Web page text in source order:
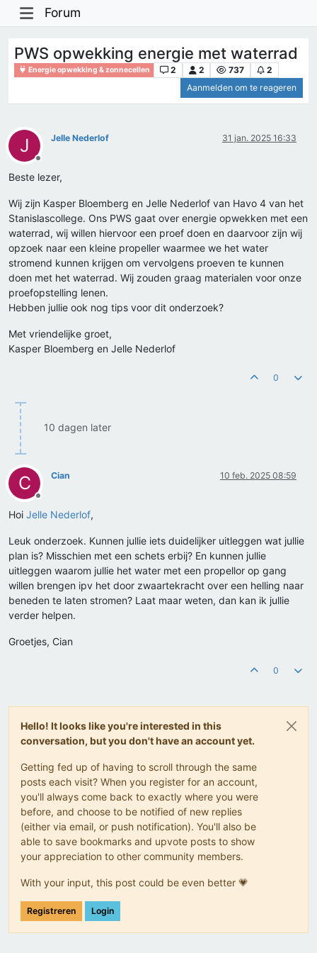
Forum
PWS opwekking energie met waterrad
Energie opwekking & zonnecellen 2 2 737
2
Aanmelden om te reageren
J
Offline
Jelle Nederlof 31 jan. 2025 16:33
Beste lezer,
Wij zijn Kasper Bloemberg en Jelle Nederlof van Havo 4 van het
Stanislascollege. Ons PWS gaat over energie opwekken met een
waterrad, wij willen hiervoor een proef doen en daarvoor zijn wij
opzoek naar een kleine propeller waarmee we het water
stromend kunnen krijgen om vervolgens proeven te kunnen
doen met het waterrad. Wij zouden graag materialen voor onze
proefopstelling lenen.
Hebben jullie ook nog tips voor dit onderzoek?
Met vriendelijke groet,
Kasper Bloemberg en Jelle Nederlof
0
10 dagen later
C
Offline
Cian 10 feb. 2025 08:59
Hoi Jelle Nederlof,
Leuk onderzoek. Kunnen jullie iets duidelijker uitleggen wat jullie
plan is? Misschien met een schets erbij? En kunnen jullie
uitleggen waarom jullie het water met een propellor op gang
willen brengen ipv het door zwaartekracht over een helling naar
beneden te laten stromen? Laat maar weten, dan kan ik jullie
verder helpen.
Groetjes, Cian
0
Hello! It looks like you're interested in this
conversation, but you don't have an account yet.
Getting fed up of having to scroll through the same
posts each visit? When you register for an account,
you'll always come back to exactly where you were
before, and choose to be notified of new replies
(either via email, or push notification). You'll also be
able to save bookmarks and upvote posts to show
your appreciation to other community members.
With your input, this post could be even better 💗
Registreren Login